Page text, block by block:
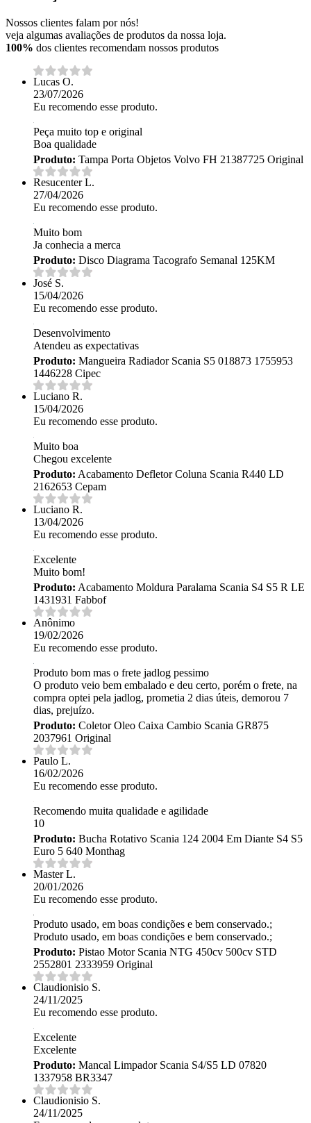
Nossos clientes falam por nós!
veja algumas avaliações de produtos da nossa loja.
100% dos clientes recomendam nossos produtos
Lucas O.
23/07/2026
Eu recomendo esse produto.
Peça muito top e original
Boa qualidade
Produto: Tampa Porta Objetos Volvo FH 21387725 Original
Resucenter L.
27/04/2026
Eu recomendo esse produto.
Muito bom
Ja conhecia a merca
Produto: Disco Diagrama Tacografo Semanal 125KM
José S.
15/04/2026
Eu recomendo esse produto.
Desenvolvimento
Atendeu as expectativas
Produto: Mangueira Radiador Scania S5 018873 1755953
1446228 Cipec
Luciano R.
15/04/2026
Eu recomendo esse produto.
Muito boa
Chegou excelente
Produto: Acabamento Defletor Coluna Scania R440 LD
2162653 Cepam
Luciano R.
13/04/2026
Eu recomendo esse produto.
Excelente
Muito bom!
Produto: Acabamento Moldura Paralama Scania S4 S5 R LE
1431931 Fabbof
Anônimo
19/02/2026
Eu recomendo esse produto.
Produto bom mas o frete jadlog pessimo
O produto veio bem embalado e deu certo, porém o frete, na
compra optei pela jadlog, prometia 2 dias úteis, demorou 7
dias, prejuízo.
Produto: Coletor Oleo Caixa Cambio Scania GR875
2037961 Original
Paulo L.
16/02/2026
Eu recomendo esse produto.
Recomendo muita qualidade e agilidade
10
Produto: Bucha Rotativo Scania 124 2004 Em Diante S4 S5
Euro 5 640 Monthag
Master L.
20/01/2026
Eu recomendo esse produto.
Produto usado, em boas condições e bem conservado.;
Produto usado, em boas condições e bem conservado.;
Produto: Pistao Motor Scania NTG 450cv 500cv STD
2552801 2333959 Original
Claudionisio S.
24/11/2025
Eu recomendo esse produto.
Excelente
Excelente
Produto: Mancal Limpador Scania S4/S5 LD 07820
1337958 BR3347
Claudionisio S.
24/11/2025